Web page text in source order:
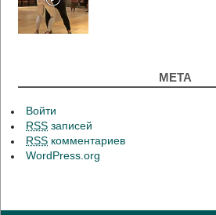
МЕТА
Войти
RSS записей
RSS комментариев
WordPress.org